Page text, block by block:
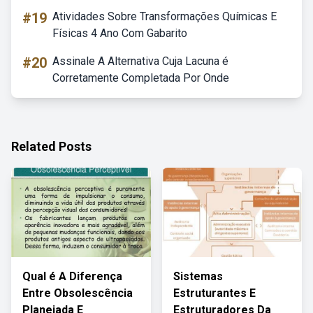
#19 Atividades Sobre Transformações Químicas E
Físicas 4 Ano Com Gabarito
#20 Assinale A Alternativa Cuja Lacuna é
Corretamente Completada Por Onde
Related Posts
Qual é A Diferença
Entre Obsolescência
Planejada E
Sistemas
Estruturantes E
Estruturadores Da